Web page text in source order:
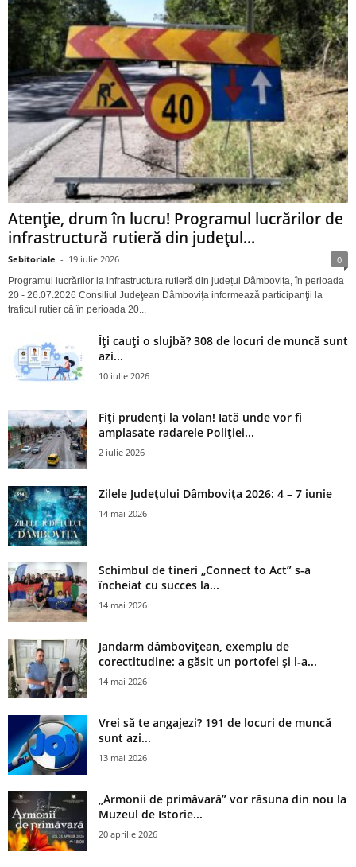
Atenție, drum în lucru! Programul lucrărilor de
infrastructură rutieră din județul...
Sebitoriale - 19 iulie 2026 0
Programul lucrărilor la infrastructura rutieră din județul Dâmbovița, în perioada
20 - 26.07.2026 Consiliul Judeţean Dâmboviţa informează participanţii la
traficul rutier că în perioada 20...
Îți cauți o slujbă? 308 de locuri de muncă sunt
azi...
10 iulie 2026
Fiți prudenți la volan! Iată unde vor fi
amplasate radarele Poliției...
2 iulie 2026
Zilele Județului Dâmbovița 2026: 4 – 7 iunie
14 mai 2026
Schimbul de tineri „Connect to Act” s-a
încheiat cu succes la...
14 mai 2026
Jandarm dâmbovițean, exemplu de
corectitudine: a găsit un portofel și l‑a...
14 mai 2026
Vrei să te angajezi? 191 de locuri de muncă
sunt azi...
13 mai 2026
„Armonii de primăvară” vor răsuna din nou la
Muzeul de Istorie...
20 aprilie 2026